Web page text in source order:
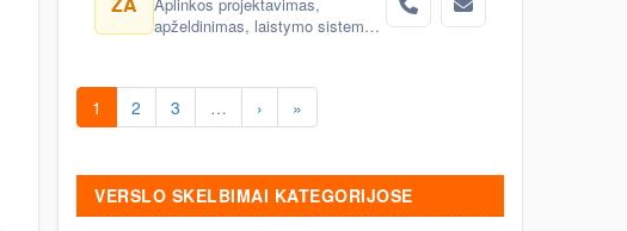
apželdinimas, laistymo sistemos,
kambariniais augalais. Prekyba
dekoratyviniais augalais,
vienmetėmis ir daugiametėmis
vandens augalais. Tvenkinukų ir
ekotvenkinių įrengimas.
1 2 3 … › »
VERSLO SKELBIMAI KATEGORIJOSE